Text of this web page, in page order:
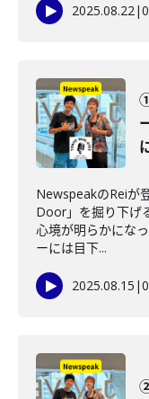
2025.08.22|
NewspeakのReiが
Door」を掘り下げ
心境が明らかにな
ーには目下...
2025.08.15 |